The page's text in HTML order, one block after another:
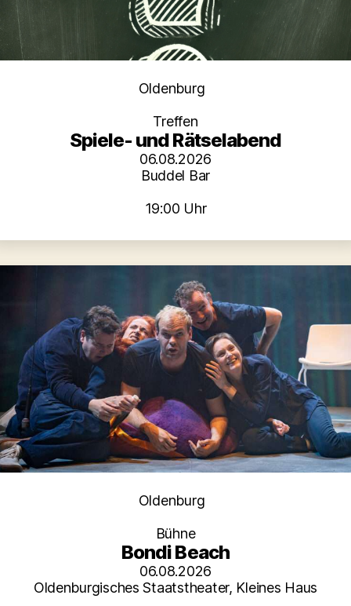
Kategorien
Oldenburg
Treffen
Spiele- und Rätselabend
06.08.2026
Buddel Bar
19:00 Uhr
Kategorien
Oldenburg
Bühne
Bondi Beach
06.08.2026
Oldenburgisches Staatstheater, Kleines Haus